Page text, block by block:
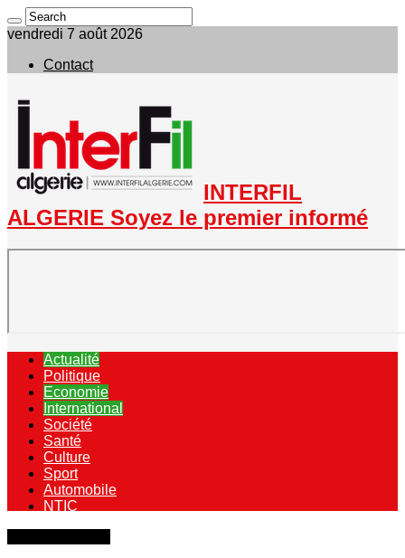
vendredi 7 août 2026
Contact
INTERFIL
ALGERIE Soyez le premier informé
Actualité
Politique
Economie
International
Société
Santé
Culture
Sport
Automobile
NTIC